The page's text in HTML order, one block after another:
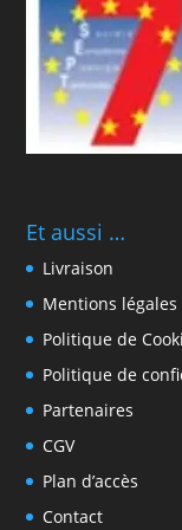
Et aussi …
Livraison
Mentions légales
Politique de
Politique de
Partenaires
CGV
Plan d’accès
Contact